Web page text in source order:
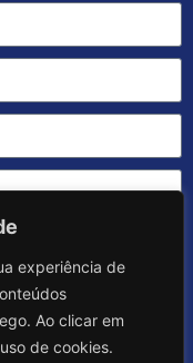
experiência de
Ao clicar em
de cookies.